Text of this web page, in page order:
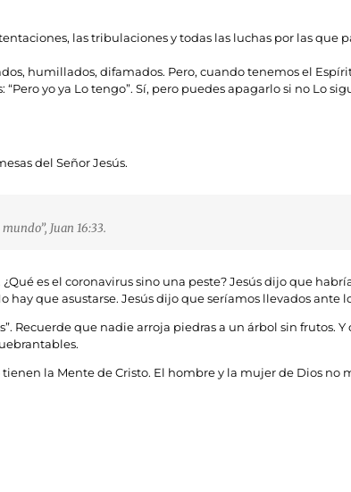
las tribulaciones y todas las luchas por las que
humillados, difamados. Pero, cuando tenemos el
yo ya Lo tengo”. Sí, pero puedes apagarlo si no Lo
del Señor Jesús.
Juan 16:33.
es el coronavirus sino una peste? Jesús dijo que
que asustarse. Jesús dijo que seríamos llevados ante
Recuerde que nadie arroja piedras a un árbol sin frutos.
la Mente de Cristo. El hombre y la mujer de Dios no